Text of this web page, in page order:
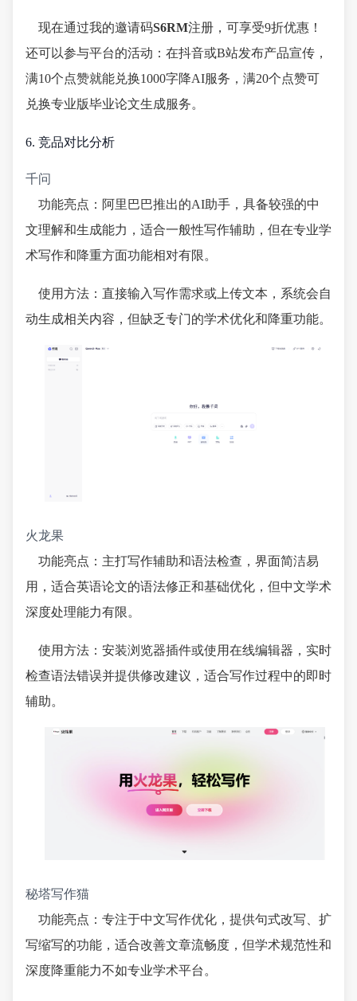
现在通过我的邀请码S6RM注册，可享受9折优惠！
还可以参与平台的活动：在抖音或B站发布产品宣传，
满10个点赞就能兑换1000字降AI服务，满20个点赞可
兑换专业版毕业论文生成服务。
6. 竞品对比分析
千问
功能亮点：阿里巴巴推出的AI助手，具备较强的中
文理解和生成能力，适合一般性写作辅助，但在专业学
术写作和降重方面功能相对有限。
使用方法：直接输入写作需求或上传文本，系统会自
动生成相关内容，但缺乏专门的学术优化和降重功能。
火龙果
功能亮点：主打写作辅助和语法检查，界面简洁易
用，适合英语论文的语法修正和基础优化，但中文学术
深度处理能力有限。
使用方法：安装浏览器插件或使用在线编辑器，实时
检查语法错误并提供修改建议，适合写作过程中的即时
辅助。
秘塔写作猫
功能亮点：专注于中文写作优化，提供句式改写、扩
写缩写的功能，适合改善文章流畅度，但学术规范性和
深度降重能力不如专业学术平台。